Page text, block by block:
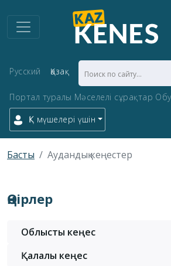
Русский Қазақ
Портал туралы Мәселелі сұрақтар
ҚК мүшелері үшін
Басты Аудандық кеңестер
Өңірлер
Облыстық кеңес
Қалалық кеңес